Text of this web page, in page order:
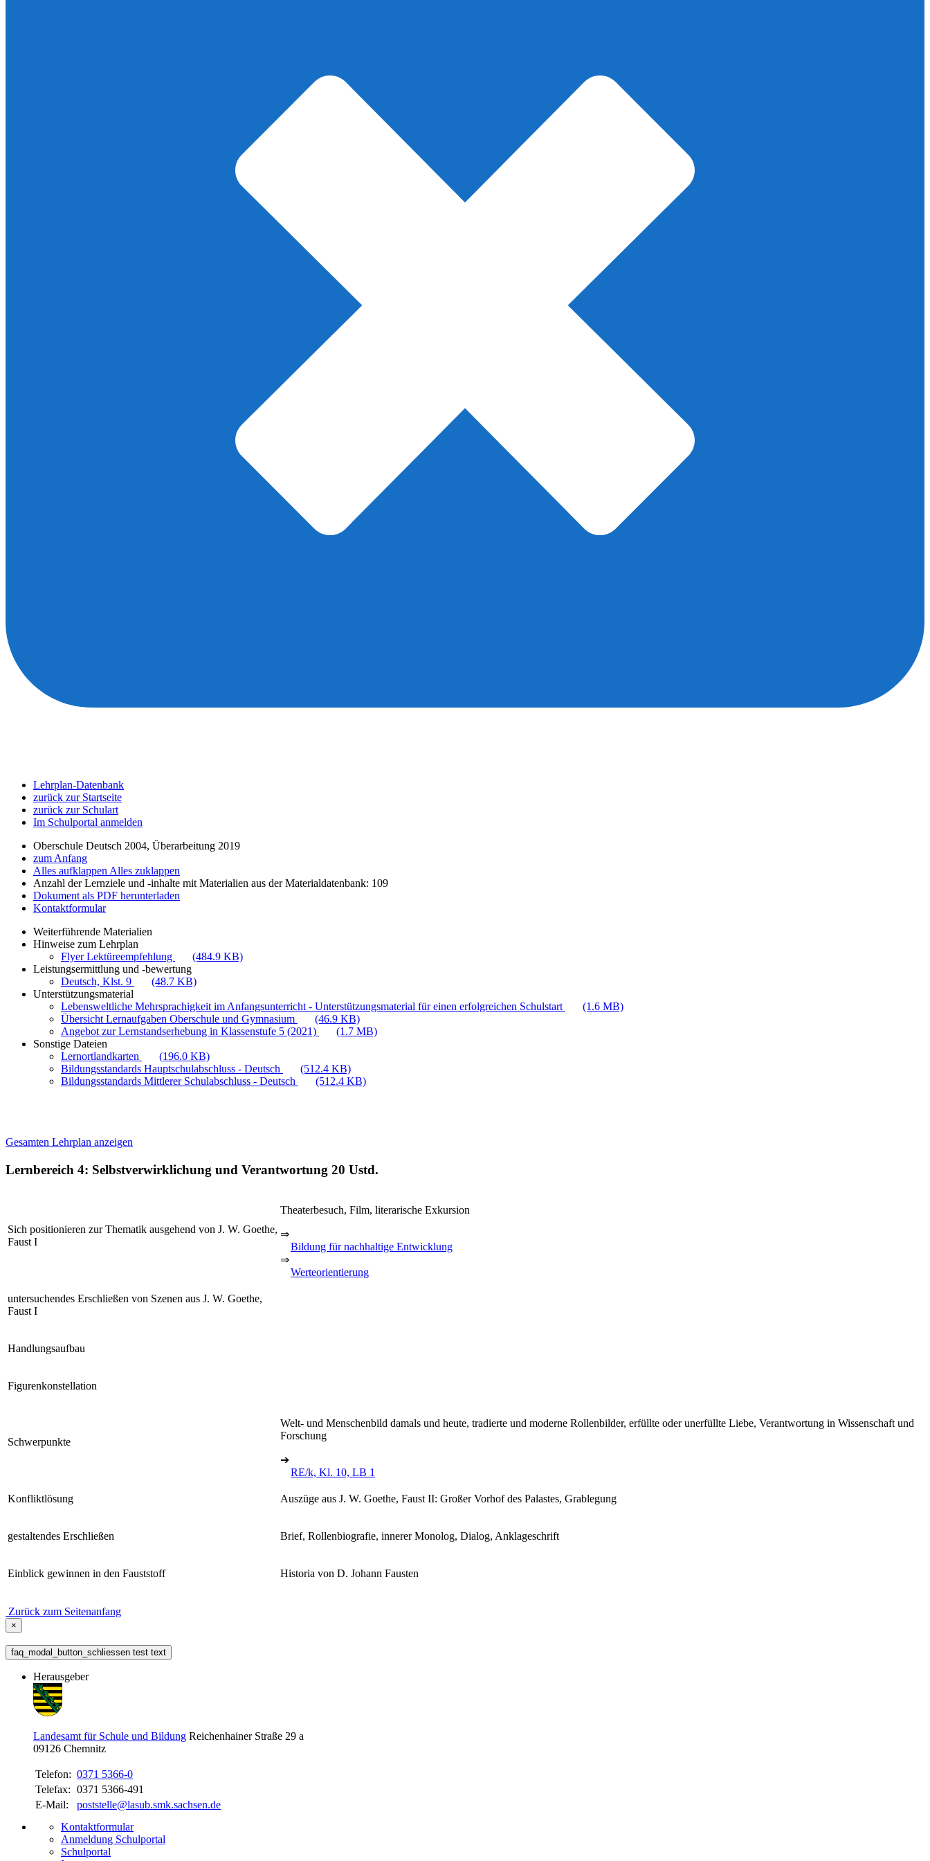
Lehrplan-Datenbank
zurück zur Startseite
zurück zur Schulart
Im Schulportal anmelden
Oberschule Deutsch 2004, Überarbeitung 2019
zum Anfang
Alles aufklappen Alles zuklappen
Anzahl der Lernziele und -inhalte mit Materialien aus der Materialdatenbank: 109
Dokument als PDF herunterladen
Kontaktformular
Weiterführende Materialien
Hinweise zum Lehrplan
Flyer Lektüreempfehlung
(484.9 KB)
Leistungsermittlung und -bewertung
Deutsch, Klst. 9
(48.7 KB)
Unterstützungsmaterial
Lebensweltliche Mehrsprachigkeit im Anfangsunterricht - Unterstützungsmaterial für einen erfolgreichen Schulstart
(1.6 MB)
Übersicht Lernaufgaben Oberschule und Gymnasium
(46.9 KB)
Angebot zur Lernstandserhebung in Klassenstufe 5 (2021)
(1.7 MB)
Sonstige Dateien
Lernortlandkarten
(196.0 KB)
Bildungsstandards Hauptschulabschluss - Deutsch
(512.4 KB)
Bildungsstandards Mittlerer Schulabschluss - Deutsch
(512.4 KB)
Gesamten Lehrplan anzeigen
Lernbereich 4: Selbstverwirklichung und Verantwortung 20 Ustd.
Sich positionieren zur Thematik ausgehend von J. W. Goethe,
Faust I
Theaterbesuch, Film, literarische Exkursion
⇒
Bildung für nachhaltige Entwicklung
⇒
Werteorientierung
untersuchendes Erschließen von Szenen aus J. W. Goethe,
Faust I
Handlungsaufbau
Figurenkonstellation
Schwerpunkte
Welt- und Menschenbild damals und heute, tradierte und moderne Rollenbilder, erfüllte oder unerfüllte Liebe, Verantwortung in Wissenschaft und
Forschung
➔
RE/k, Kl. 10, LB 1
Konfliktlösung Auszüge aus J. W. Goethe, Faust II: Großer Vorhof des Palastes, Grablegung
gestaltendes Erschließen Brief, Rollenbiografie, innerer Monolog, Dialog, Anklageschrift
Einblick gewinnen in den Fauststoff Historia von D. Johann Fausten
Zurück zum Seitenanfang
×
faq_modal_button_schliessen test text
Herausgeber
Landesamt für Schule und Bildung Reichenhainer Straße 29 a
09126 Chemnitz
Telefon: 0371 5366-0
Telefax: 0371 5366-491
E-Mail:
poststelle@lasub.smk.sachsen.de
Kontaktformular
Anmeldung Schulportal
Schulportal